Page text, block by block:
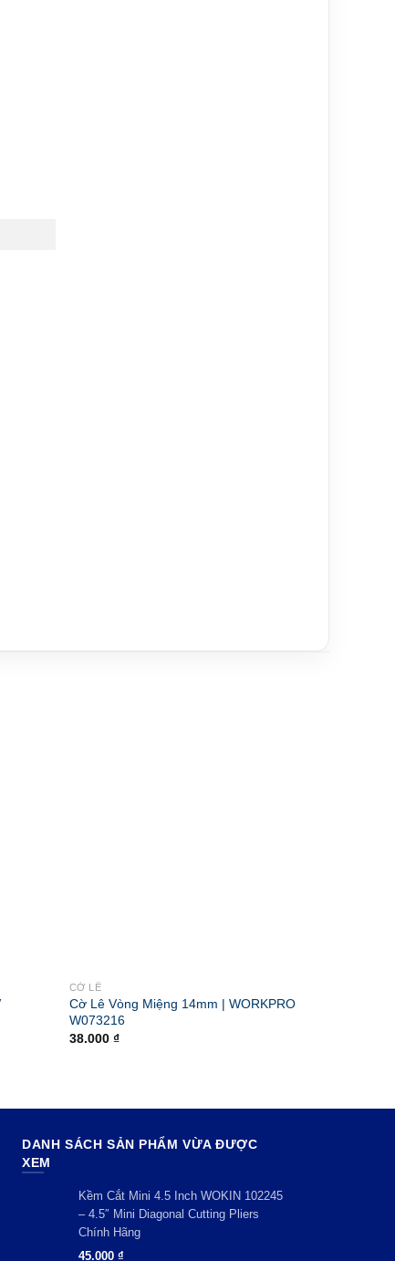
CỜ LÊ
Cờ Lê Vòng Miệng 14mm | WORKPRO
W073216
38.000 ₫
DANH SÁCH SẢN PHẨM VỪA ĐƯỢC
XEM
Kềm Cắt Mini 4.5 Inch WOKIN 102245
– 4.5″ Mini Diagonal Cutting Pliers
Chính Hãng
45.000₫